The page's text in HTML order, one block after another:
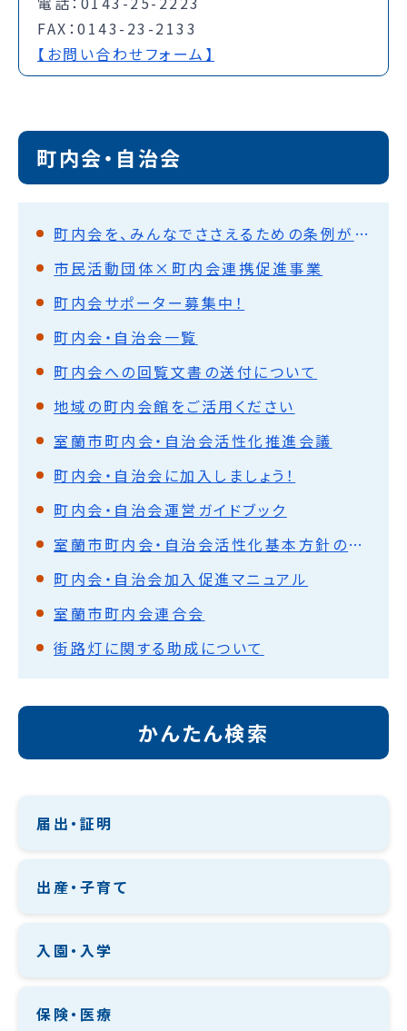
FAX：0143-23-2133
【お問い合わせフォーム】
町内会・自治会
町内会を、みんなでささえるための条例ができました
市民活動団体×町内会連携促進事業
町内会サポーター募集中！
町内会・自治会一覧
町内会への回覧文書の送付について
地域の町内会館をご活用ください
室蘭市町内会・自治会活性化推進会議
町内会・自治会に加入しましょう！
町内会・自治会運営ガイドブック
室蘭市町内会・自治会活性化基本方針の策定について
町内会・自治会加入促進マニュアル
室蘭市町内会連合会
街路灯に関する助成について
かんたん検索
届出・証明
出産・子育て
入園・入学
保険・医療